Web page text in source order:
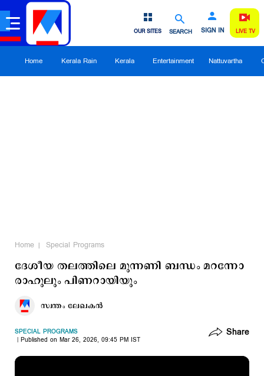
SEARCH SIGN IN
OUR SITES LIVE TV
Home Kerala Rain Kerala Entertainment Nattuvartha
Home Special Programs
ദേശീയ തലത്തിലെ മുന്നണി ബന്ധം മറന്നോ
രാഹുലും പിണറായിയും
സ്വന്തം ലേഖകൻ
SPECIAL PROGRAMS
Published on Mar 26, 2026, 09:45 PM IST
Share